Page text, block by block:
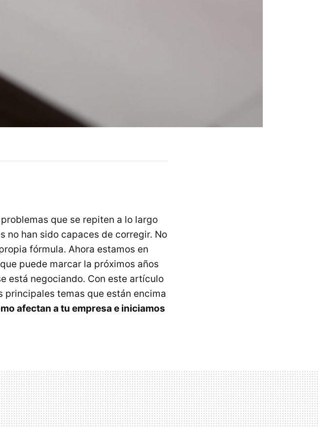
que se repiten a lo largo
no han sido capaces de corregir. No
fórmula. Ahora estamos en
puede marcar la próximos años
está negociando. Con este artículo
principales temas que están encima
afectan a tu empresa e iniciamos